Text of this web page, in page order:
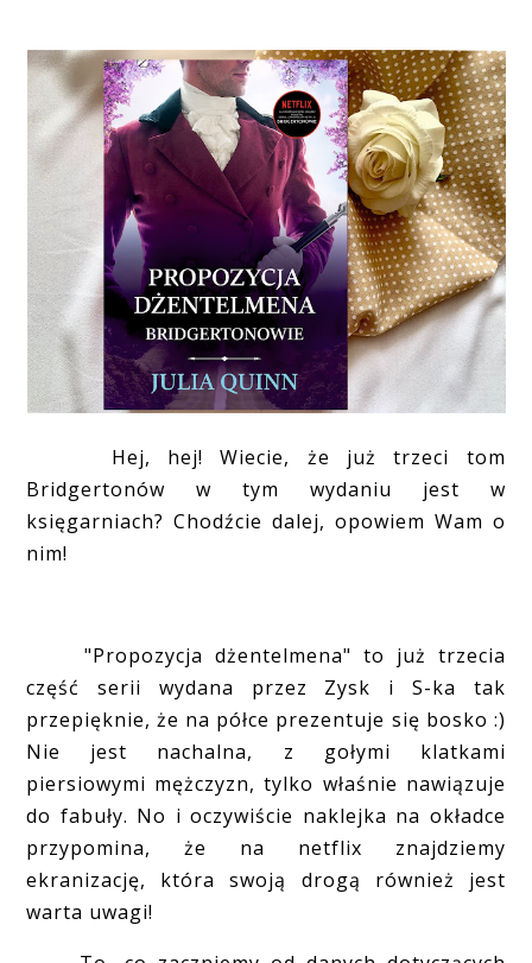
Hej, hej! Wiecie, że już trzeci tom
Bridgertonów w tym wydaniu jest w
księgarniach? Chodźcie dalej, opowiem Wam o
nim!
"Propozycja dżentelmena" to już trzecia
część serii wydana przez Zysk i S-ka tak
przepięknie, że na półce prezentuje się bosko :)
Nie jest nachalna, z gołymi klatkami
piersiowymi mężczyzn, tylko właśnie nawiązuje
do fabuły. No i oczywiście naklejka na okładce
przypomina, że na netflix znajdziemy
ekranizację, która swoją drogą również jest
warta uwagi!